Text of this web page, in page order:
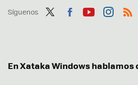
Síguenos
En Xataka Windows hablamos